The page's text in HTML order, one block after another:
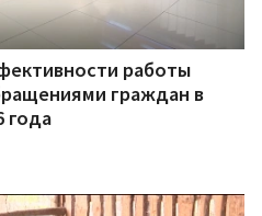
работы
граждан в
года